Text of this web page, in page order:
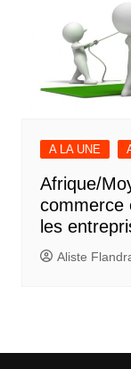
A LA UNE
Afrique/
commerce
les
Aliste